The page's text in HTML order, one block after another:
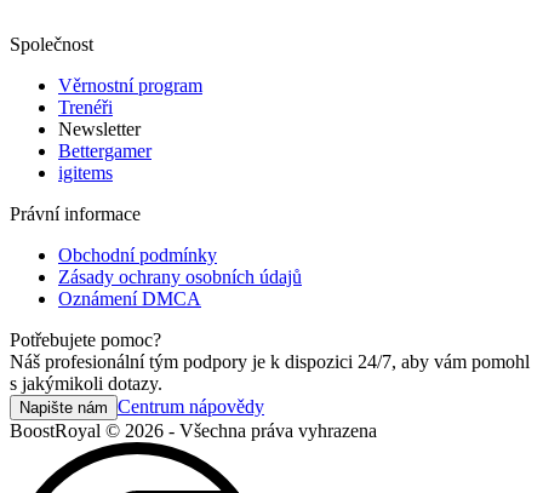
Společnost
Věrnostní program
Trenéři
Newsletter
Bettergamer
igitems
Právní informace
Obchodní podmínky
Zásady ochrany osobních údajů
Oznámení DMCA
Potřebujete pomoc?
Náš profesionální tým podpory je k dispozici 24/7, aby vám pomohl
s jakýmikoli dotazy.
Napište nám Centrum nápovědy
BoostRoyal © 2026 - Všechna práva vyhrazena